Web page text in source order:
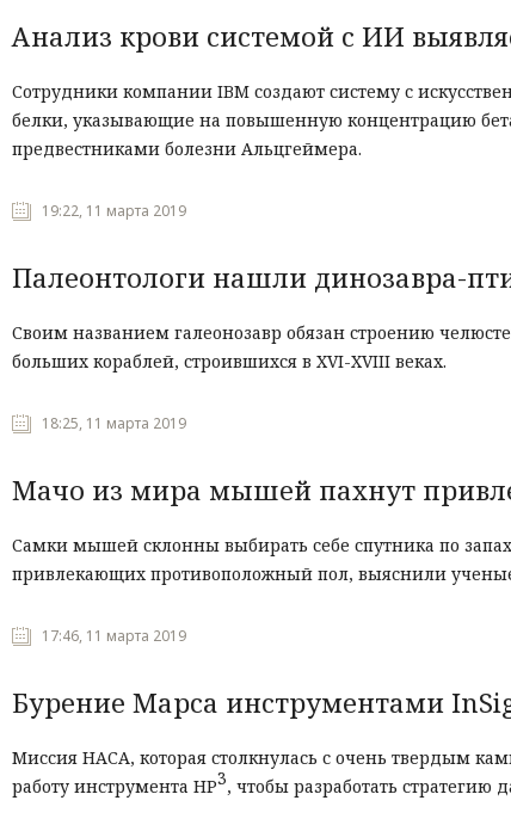
Анализ крови системой с ИИ
Сотрудники компании IBM создают систему с
белки, указывающие на повышенную концентрацию
предвестниками болезни Альцгеймера.
19:22, 11 марта 2019
Палеонтологи нашли динозавра-
Своим названием галеонозавр обязан строению
больших кораблей, строившихся в XVI-XVIII веках.
18:25, 11 марта 2019
Мачо из мира мышей пахнут
Самки мышей склонны выбирать себе спутника по
привлекающих противоположный пол, выяснили ученые
17:46, 11 марта 2019
Бурение Марса инструментами
Миссия НАСА, которая столкнулась с очень твердым
работу инструмента НР3, чтобы разработать стратегию